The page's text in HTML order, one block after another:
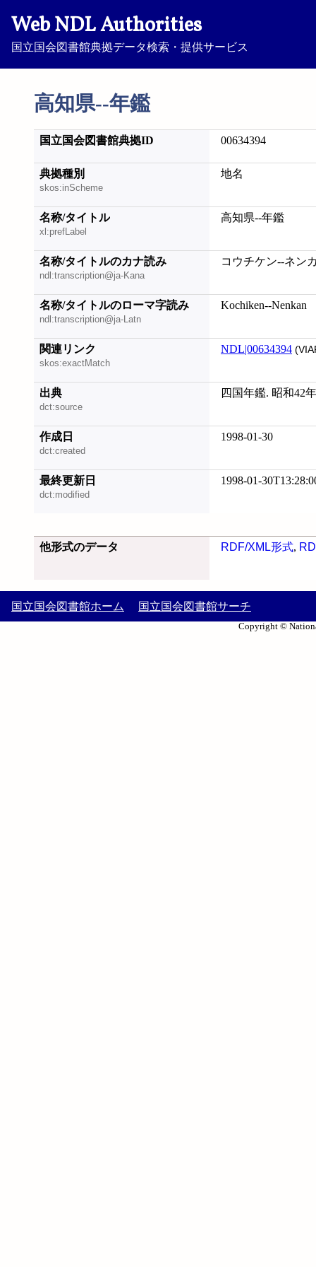
Web NDL Authorities
国立国会図書館典拠データ検索・提供サービス
高知県--年鑑
国立国会図書館典拠ID 00634394
典拠種別
skos:inScheme
地名
名称/タイトル
xl:prefLabel
高知県--年鑑
名称/タイトルのカナ読み
ndl:transcription@ja-Kana
コウチケン--ネン
名称/タイトルのローマ字読み
ndl:transcription@ja-Latn
Kochiken--Nenkan
関連リンク
skos:exactMatch
NDL|00634394
出典
dct:source
四国年鑑. 昭和42
作成日
dct:created
1998-01-30
最終更新日
dct:modified
1998-01-
他形式のデータ RDF/XML形式,
国立国会図書館ホーム 国立国会図書館サーチ
Copyright ©